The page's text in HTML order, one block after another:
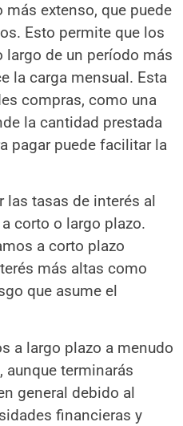
extenso, que puede
Esto permite que los
largo de un período más
la carga mensual. Esta
compras, como una
la cantidad prestada
pagar puede facilitar la
las tasas de interés al
corto o largo plazo.
a corto plazo
más altas como
que asume el
a largo plazo a menudo
aunque terminarás
general debido al
financieras y